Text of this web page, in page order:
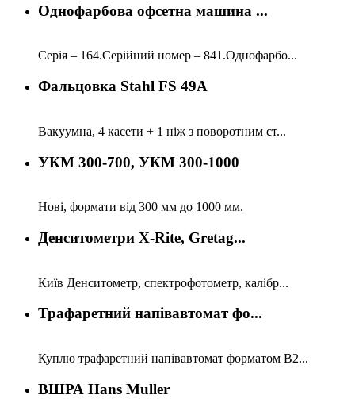
Однофарбова офсетна машина ...
Серія – 164.Серійний номер – 841.Однофарбо...
Фальцовка Stahl FS 49A
Вакуумна, 4 касети + 1 ніж з поворотним ст...
УКМ 300-700, УКМ 300-1000
Нові, формати від 300 мм до 1000 мм.
Денситометри X-Rite, Gretag...
Київ Денситометр, спектрофотометр, калібр...
Трафаретний напівавтомат фо...
Куплю трафаретний напівавтомат форматом В2...
ВШРА Hans Muller